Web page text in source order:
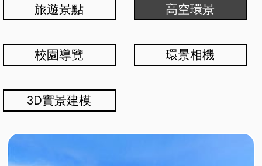
旅遊景點 高空環景
校園導覽 環景相機
3D實景建模